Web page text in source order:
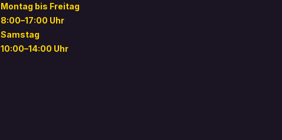
Montag bis Freitag
8:00–17:00 Uhr
Samstag
10:00–14:00 Uhr